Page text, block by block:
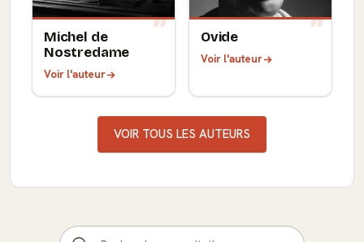
Michel de
Nostredame
Voir l'auteur
Ovide
Voir l'auteur
VOIR TOUS LES AUTEURS